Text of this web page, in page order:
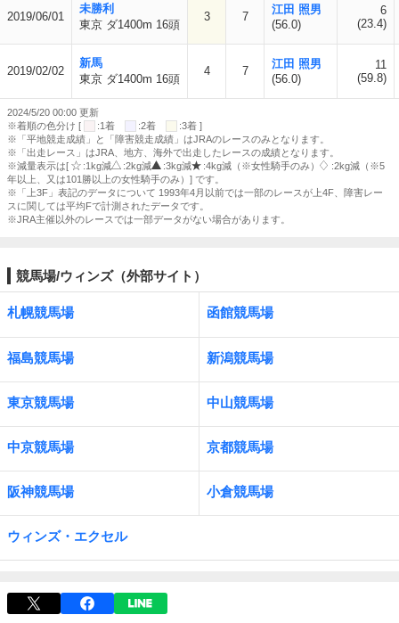
2019/06/01
未勝利
東京 ダ1400m 16頭
3 7
江田 照男
(56.0)
6
(23.4)
2019/02/02
新馬
東京 ダ1400m 16頭
4 7
江田 照男
(56.0)
11
(59.8)
2024/5/20 00:00 更新
※着順の色分け [
:1着 :2着
:3着 ]
※「平地競走成績」と「障害競走成績」はJRAのレースのみとなります。
※「出走レース」はJRA、地方、海外で出走したレースの成績となります。
※減量表示は[
:1kg減 :2kg減 :3kg減 :4kg減（※女性騎手のみ）
:2kg減（※5
年以上、又は101勝以上の女性騎手のみ）] です。
※「上3F」表記のデータについて 1993年4月以前では一部のレースが上4F、障害レー
スに関しては平均Fで計測されたデータです。
※JRA主催以外のレースでは一部データがない場合があります。
競馬場/ウィンズ（外部サイト）
札幌競馬場 函館競馬場
福島競馬場 新潟競馬場
東京競馬場 中山競馬場
中京競馬場 京都競馬場
阪神競馬場 小倉競馬場
ウィンズ・エクセル